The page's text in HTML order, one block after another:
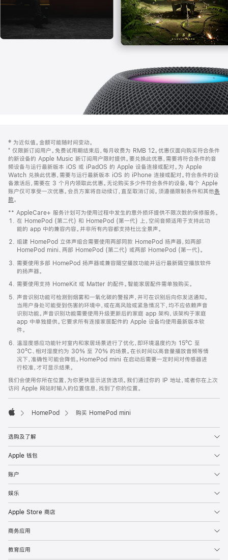
页
页
脚
注
‡ 为近似值。金额可能随时间变动。
⁺ 仅限新订阅用户。免费试用期结束后，每月收费为 RMB 12。优惠仅面向购买符合条件
的新设备的 Apple Music 新订阅用户限时提供。要兑换此优惠，需要将符合条件的音
频设备与运行最新版本 iOS 或 iPadOS 的 Apple 设备连接或配对。为 Apple
Watch 兑换此优惠，需要与运行最新版本 iOS 的 iPhone 连接或配对。符合条件的设
备激活后，需要在 3 个月内领取此优惠。无论购买多少件符合条件的设备，每个 Apple
账户仅可享受一次优惠。会员方案将自动续订，直至取消订阅。须遵循限制条件和其他条
款。
窗
口
中
打
开)
** AppleCare+ 服务计划可为使用过程中发生的意外损坏提供不限次数的保修服务。
在 HomePod (第二代) 和 HomePod (第一代) 上，空间音频适用于支持此功
能的 app 中的兼容内容。并非所有内容都支持杜比全景声。
组建 HomePod 立体声组合需要使用两部同款 HomePod 扬声器，如两部
HomePod mini、两部 HomePod (第二代) 或两部 HomePod (第一代)。
需要使用多部 HomePod 扬声器或兼容隔空播放功能并运行最新隔空播放软件
的扬声器。
需要使用支持 HomeKit 或 Matter 的配件。智能家居配件需单独购买。
声音识别功能可检测到烟雾和一氧化碳的警报声，并可在识别后向你发送通知。
当用户身处可能受到伤害的环境中，或在高风险或紧急情况下，均不应依赖声音
识别功能。声音识别功能需要使用升级更新后的家庭 app 架构，该架构于家庭
app 中单独提供。它要求所有连接家居配件的 Apple 设备均使用最新版本软
件。
温湿度感应功能针对室内和家居场景进行了优化，即环境温度约为 15ºC 至
30ºC、相对湿度约为 30% 至 70% 的场景。在长时间以高音量播放音频等情
况下，准确性可能会降低。HomePod mini 在启动后需要一定时间对传感器进
行校准，才可显示结果。
我们会使用你所在位置，为你更快显示送货选项。我们通过你的 IP 地址，或者你在上次
访问 Apple 网站时输入的位置信息，找到了你的位置。
HomePod 购买 HomePod mini
选购及了解
Apple 钱包
账户
娱乐
Apple Store 商店
商务应用
教育应用